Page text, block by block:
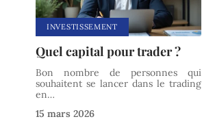
INVESTISSEMENT
Quel capital pour trader ?
Bon nombre de personnes qui
souhaitent se lancer dans le trading
en…
15 mars 2026